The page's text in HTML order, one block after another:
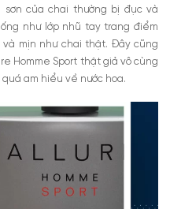
sơn của chai thường bị đục và
như lớp nhũ tay trang điểm
mịn như chai thật. Đây cũng
Homme Sport thật giả vô cùng
am hiểu về nước hoa.